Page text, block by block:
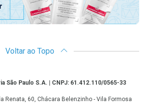
Voltar ao Topo
São Paulo S.A. | CNPJ: 61.412.110/0565-33
Renata, 60, Chácara Belenzinho - Vila Formosa